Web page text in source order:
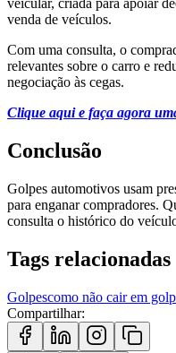
veicular, criada para apoiar
venda de veículos.
Com uma consulta, o
relevantes sobre o carro e
negociação às cegas.
Clique aqui e faça agora
Conclusão
Golpes automotivos usam
para enganar compradores.
consulta o histórico do
Tags relacionadas
Golpescomo não cair em
Compartilhar: